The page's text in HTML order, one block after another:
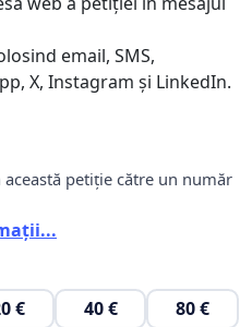
email, SMS,
X, Instagram și LinkedIn.
petiție către un număr
€ 40 € 80 €